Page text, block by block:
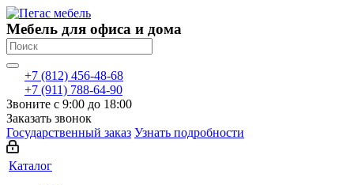
Мебель для офиса и дома
+7 (812) 456-48-68
+7 (911) 788-64-90
Звоните с 9:00 до 18:00
Заказать звонок
Государственный заказ Узнать подробности
Каталог